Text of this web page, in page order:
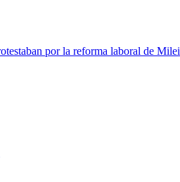
por la reforma laboral de Milei